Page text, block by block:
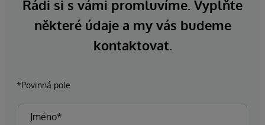
Rádi si s vámi promluvíme. Vyplňte
některé údaje a my vás budeme
kontaktovat.
*Povinná pole